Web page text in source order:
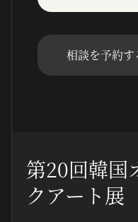
相談を予約す
第20回韓国
クアート展